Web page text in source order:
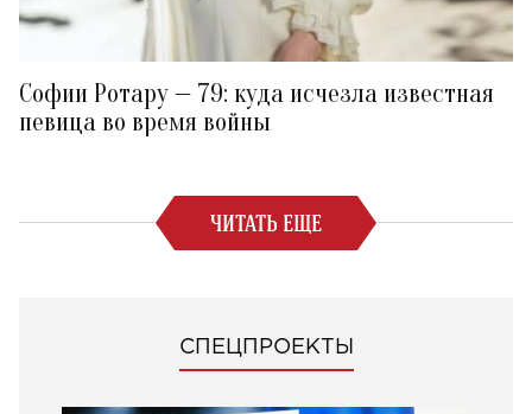
Софии Ротару — 79: куда исчезла известная
певица во время войны
ЧИТАТЬ ЕЩЕ
СПЕЦПРОЕКТЫ